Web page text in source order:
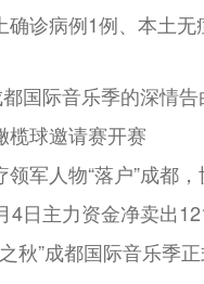
确诊病例1例、本土
都国际音乐季的深情告
榄球邀请赛开赛
领军人物“落户”成都
4日主力资金净卖出
秋”成都国际音乐季